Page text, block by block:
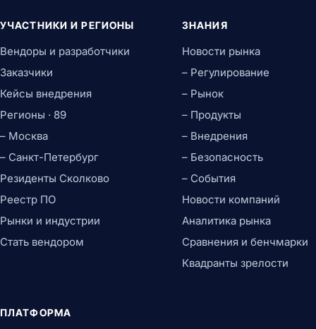
УЧАСТНИКИ И РЕГИОНЫ
Вендоры и разработчики
Заказчики
Кейсы внедрения
Регионы · 89
– Москва
– Санкт-Петербург
Резиденты Сколково
Реестр ПО
Рынки и индустрии
Стать вендором
ЗНАНИЯ
Новости рынка
– Регулирование
– Рынок
– Продукты
– Внедрения
– Безопасность
– События
Новости компаний
Аналитика рынка
Сравнения и бенчмарки
Квадранты зрелости
ПЛАТФОРМА